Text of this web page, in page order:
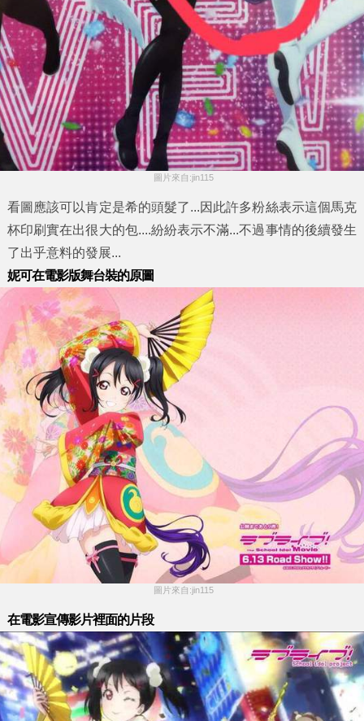
圖片來自:jin115
看圖應該可以肯定是希的頭髮了...因此許多粉絲表示這個馬克
杯印刷實在出很大的包....紛紛表示不滿...不過事情的後續發生
了出乎意料的發展...
妮可在電影版舞台裝的原圖
圖片來自:jin115
在電影宣傳影片裡面的片段